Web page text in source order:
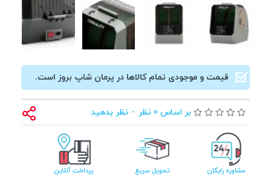
قیمت و موجودی تمام کالاها در پرمان شاپ بروز است.
بر اساس 0 نظر - نظر بدهید
مشاوره رایگان تحویل سریع پرداخت آنلاین